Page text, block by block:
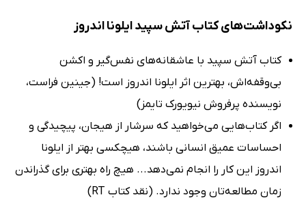
نکوداشت‌های کتاب آتش سپید ایلونا اندروز
کتاب آتش سپید با عاشقانه‌های نفس‌گیر و اکشن
بی‌وقفه‌اش، بهترین اثر ایلونا اندروز است! (جینین فراست،
نویسنده پرفروش نیویورک تایمز)
اگر کتاب‌هایی می‌خواهید که سرشار از هیجان، پیچیدگی و
احساسات عمیق انسانی باشند، هیچکسی بهتر از ایلونا
اندروز این کار را انجام نمی‌دهد... هیچ راه بهتری برای گذراندن
زمان مطالعه‌تان وجود ندارد. (نقد کتاب RT)